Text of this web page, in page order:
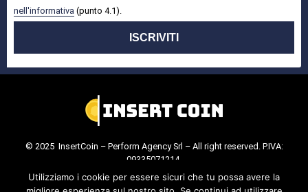
nell'informativa (punto 4.1).
ISCRIVITI
© 2025 InsertCoin – Perform Agency Srl – All right reserved. P.IVA:
09335071214.
Cookie Policy
Privacy Policy.
Utilizziamo i cookie per essere sicuri che tu possa avere la